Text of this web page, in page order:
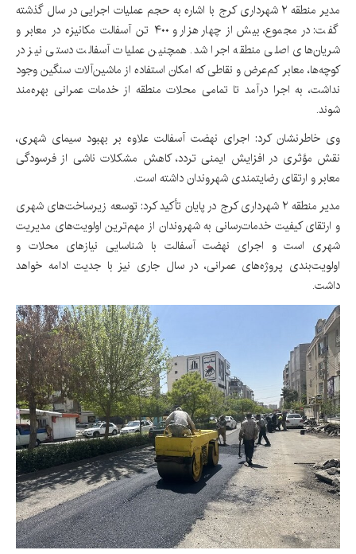
مدیر منطقه ۲ شهرداری کرج با اشاره به حجم عملیات اجرایی در سال گذشته
گفت: در مجموع، بیش از چهار هزار و ۴۰۰ تن آسفالت مکانیزه در معابر و
شریان‌های اصلی منطقه اجرا شد. همچنین عملیات آسفالت دستی نیز در
کوچه‌ها، معابر کم‌عرض و نقاطی که امکان استفاده از ماشین‌آلات سنگین وجود
نداشت، به اجرا درآمد تا تمامی محلات منطقه از خدمات عمرانی بهره‌مند
شوند.
وی خاطرنشان کرد: اجرای نهضت آسفالت علاوه بر بهبود سیمای شهری،
نقش مؤثری در افزایش ایمنی تردد، کاهش مشکلات ناشی از فرسودگی
معابر و ارتقای رضایتمندی شهروندان داشته است.
مدیر منطقه ۲ شهرداری کرج در پایان تأکید کرد: توسعه زیرساخت‌های شهری
و ارتقای کیفیت خدمات‌رسانی به شهروندان از مهم‌ترین اولویت‌های مدیریت
شهری است و اجرای نهضت آسفالت با شناسایی نیازهای محلات و
اولویت‌بندی پروژه‌های عمرانی، در سال جاری نیز با جدیت ادامه خواهد
داشت.